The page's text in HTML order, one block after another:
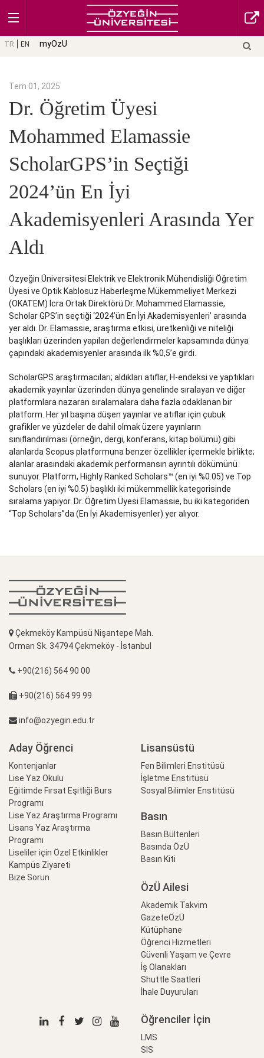
TR EN myOzU
Tem 01, 2025
Dr. Öğretim Üyesi
Mohammed Elamassie
ScholarGPS’in Seçtiği
2024’ün En İyi
Akademisyenleri Arasında Yer
Aldı
Özyeğin Üniversitesi Elektrik ve Elektronik Mühendisliği Öğretim
Üyesi ve Optik Kablosuz Haberleşme Mükemmeliyet Merkezi
(OKATEM) İcra Ortak Direktörü Dr. Mohammed Elamassie,
Scholar GPS’in seçtiği ‘2024’ün En İyi Akademisyenleri’ arasında
yer aldı. Dr. Elamassie, araştırma etkisi, üretkenliği ve niteliği
başlıkları üzerinden yapılan değerlendirmeler kapsamında dünya
çapındaki akademisyenler arasında ilk %0,5’e girdi.
ScholarGPS araştırmacıları; aldıkları atıflar, H-endeksi ve yaptıkları
akademik yayınlar üzerinden dünya genelinde sıralayan ve diğer
platformlara nazaran sıralamalara daha fazla odaklanan bir
platform. Her yıl başına düşen yayınlar ve atıflar için çubuk
grafikler ve yüzdeler de dahil olmak üzere yayınların
sınıflandırılması (örneğin, dergi, konferans, kitap bölümü) gibi
alanlarda Scopus platformuna benzer özellikler içermekle birlikte;
alanlar arasındaki akademik performansın ayrıntılı dökümünü
sunuyor. Platform, Highly Ranked Scholars™ (en iyi %0.05) ve Top
Scholars (en iyi %0.5) başlıklı iki mükemmellik kategorisinde
sıralama yapıyor. Dr. Öğretim Üyesi Elamassie, bu iki kategoriden
“Top Scholars”da (En İyi Akademisyenler) yer alıyor.
Çekmeköy Kampüsü Nişantepe Mah.
Orman Sk. 34794 Çekmeköy - İstanbul
+90(216) 564 90 00
+90(216) 564 99 99
info@ozyegin.edu.tr
Aday Öğrenci
Kontenjanlar
Lise Yaz Okulu
Eğitimde Fırsat Eşitliği Burs
Programı
Lise Yaz Araştırma Programı
Lisans Yaz Araştırma
Programı
Liseliler için Özel Etkinlikler
Kampüs Ziyareti
Bize Sorun
Lisansüstü
Fen Bilimleri Enstitüsü
İşletme Enstitüsü
Sosyal Bilimler Enstitüsü
Basın
Basın Bültenleri
Basında ÖzÜ
Basın Kiti
ÖzÜ Ailesi
Akademik Takvim
GazeteÖzÜ
Kütüphane
Öğrenci Hizmetleri
Güvenli Yaşam ve Çevre
İş Olanakları
Shuttle Saatleri
İhale Duyuruları
Öğrenciler İçin
LMS
SIS